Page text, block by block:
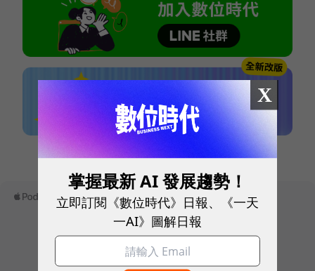
X
掌握最新 AI 發展趨勢！
立即訂閱《數位時代》日報、《一天
一AI》圖解日報